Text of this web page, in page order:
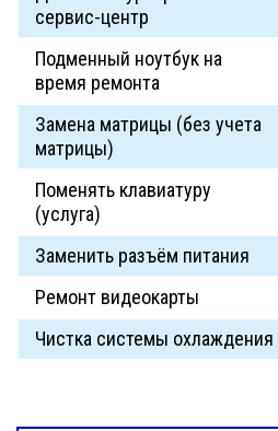
сервис-центр
Подменный ноутбук на
время ремонта
Замена матрицы (без учета
матрицы)
Поменять клавиатуру
(услуга)
Заменить разъём питания
Ремонт видеокарты
Чистка системы охлаждения